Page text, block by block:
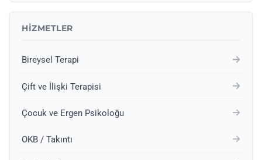
HIZMETLER
Bireysel Terapi
Çift ve İlişki Terapisi
Çocuk ve Ergen Psikoloğu
OKB / Takıntı